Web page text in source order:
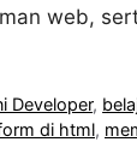
web,
Developer,
di html,